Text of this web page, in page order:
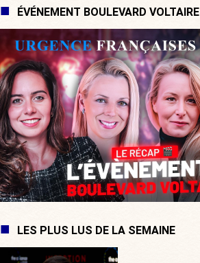
ÉVÉNEMENT BOULEVARD VOLTAIRE
LES PLUS LUS DE LA SEMAINE